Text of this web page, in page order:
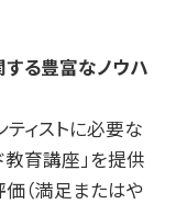
する豊富なノウハ
ィストに必要な
教育講座」を提供
（満足またはや